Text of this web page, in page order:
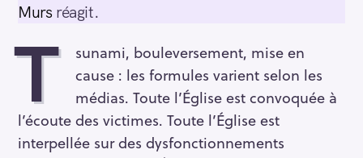
Murs réagit.
T
sunami, bouleversement, mise en
cause : les formules varient selon les
médias. Toute l’Église est convoquée à
l’écoute des victimes. Toute l’Église est
interpellée sur des dysfonctionnements